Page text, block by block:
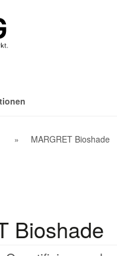
MARGRET Bioshade
Bioshade